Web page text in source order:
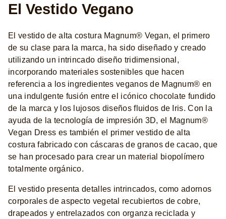
El Vestido Vegano
El vestido de alta costura Magnum® Vegan, el primero
de su clase para la marca, ha sido diseñado y creado
utilizando un intrincado diseño tridimensional,
incorporando materiales sostenibles que hacen
referencia a los ingredientes veganos de Magnum® en
una indulgente fusión entre el icónico chocolate fundido
de la marca y los lujosos diseños fluidos de Iris. Con la
ayuda de la tecnología de impresión 3D, el Magnum®
Vegan Dress es también el primer vestido de alta
costura fabricado con cáscaras de granos de cacao, que
se han procesado para crear un material biopolímero
totalmente orgánico.
El vestido presenta detalles intrincados, como adornos
corporales de aspecto vegetal recubiertos de cobre,
drapeados y entrelazados con organza reciclada y